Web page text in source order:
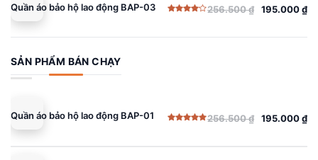
Quần áo bảo hộ lao động BAP-03
hạng
256.500₫
Giá
gốc
là:
256.500 ₫.
195.000₫
Giá
hiện
tại
là:
195.000 ₫.
SẢN PHẨM BÁN CHẠY
Quần áo bảo hộ lao động BAP-01
5 sao
256.500₫
Giá
gốc
là:
195.000₫
Giá
hiện
tại